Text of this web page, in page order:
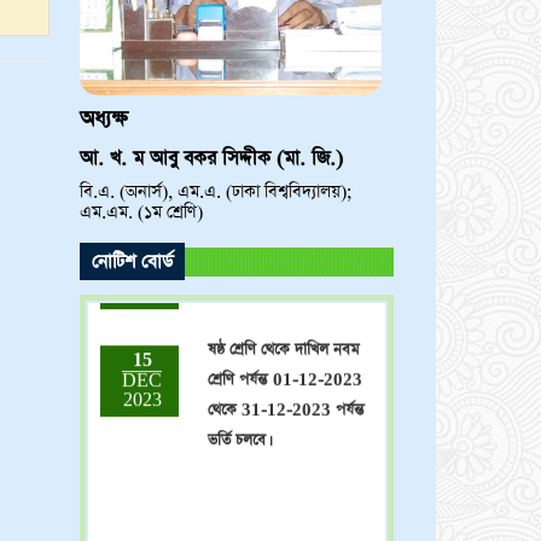
অধ্যক্ষ
আ. খ. ম আবু বকর সিদ্দীক (মা. জি.)
বি.এ. (অনার্স), এম.এ. (ঢাকা বিশ্ববিদ্যালয়);
এম.এম. (১ম শ্রেণি)
নোটিশ বোর্ড
15
DEC
2023
ভর্তি চলছে! ভর্তি চলছে! ভর্তি
15
2023
ষষ্ঠ শ্রেণি থেকে দাখিল নবম
শ্রেণি পর্যন্ত 01-12-2023
থেকে 31-12-2023 পর্যন্ত